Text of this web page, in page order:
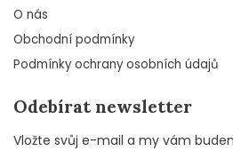
O nás
Obchodní podmínky
Podmínky ochrany osobních údajů
Odebírat newsletter
Vložte svůj e-mail a my vám